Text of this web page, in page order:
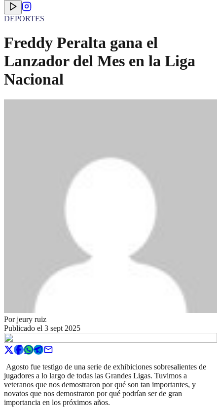
DEPORTES
Freddy Peralta gana el
Lanzador del Mes en la Liga
Nacional
Porjeury ruiz
Publicado el 3 sept 2025
Agosto fue testigo de una serie de exhibiciones sobresalientes de
jugadores a lo largo de todas las Grandes Ligas. Tuvimos a
veteranos que nos demostraron por qué son tan importantes, y
novatos que nos demostraron por qué podrían ser de gran
importancia en los próximos años.